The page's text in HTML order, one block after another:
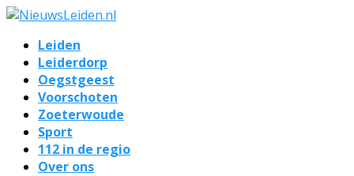
Leiden
Leiderdorp
Oegstgeest
Voorschoten
Zoeterwoude
Sport
112 in de regio
Over ons